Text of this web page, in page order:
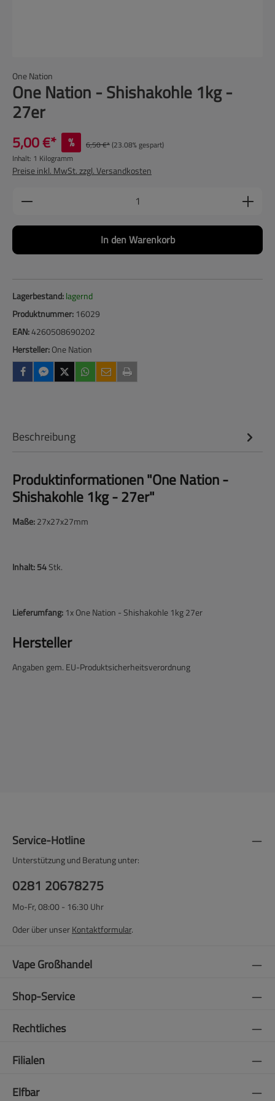
One Nation
One Nation - Shishakohle 1kg -
27er
5,00 €* % 6,50 €*(23.08% gespart)
Inhalt: 1 Kilogramm
Preise inkl. MwSt. zzgl. Versandkosten
Produkt Anzahl: Gib den gewünschten
In den Warenkorb
Lagerbestand:lagernd
Produktnummer: 16029
EAN:4260508690202
Hersteller:One Nation
Beschreibung
Produktinformationen "One Nation -
Shishakohle 1kg - 27er"
Maße:27x27x27mm
Inhalt: 54Stk.
Lieferumfang: 1x One Nation - Shishakohle 1kg 27er
Hersteller
Angaben gem. EU-Produktsicherheitsverordnung
Service-Hotline
Unterstützung und Beratung unter:
0281 20678275
Mo-Fr, 08:00 - 16:30 Uhr
Oder über unserKontaktformular.
Vape Großhandel
Shop-Service
Rechtliches
Filialen
Elfbar